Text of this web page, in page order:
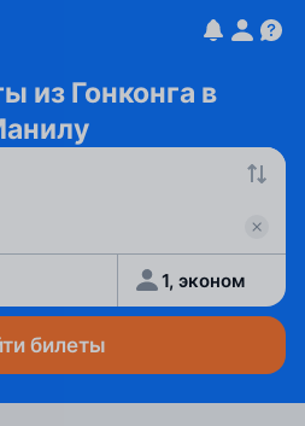
из Гонконга в
1, эконом
билеты